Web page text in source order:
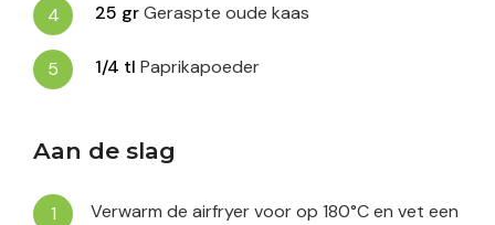
25 grGeraspte oude kaas
1/4 tl Paprikapoeder
Aan de slag
Verwarm de airfryer voor op 180°C en vet een